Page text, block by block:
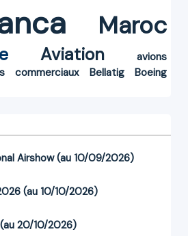
Maroc
Aviation
avions
commerciaux Bellatig
Boeing
Airshow (au 10/09/2026)
(au 10/10/2026)
20/10/2026)